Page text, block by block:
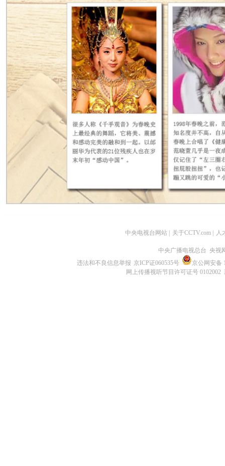
中央电视台网站 | 关于CCTV.com | 人
中央广播电视总台 央视
违法和不良信息举报 京ICP证060535号
京公网安备
网上传播视听节目许可证号 0102002